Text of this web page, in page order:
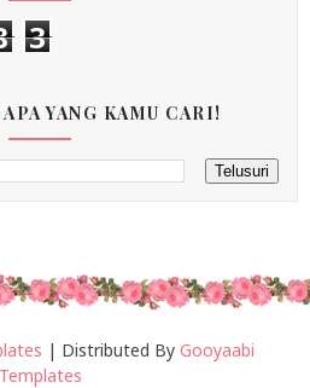
3
YANG KAMU CARI!
| Distributed By Gooyaabi
Templates